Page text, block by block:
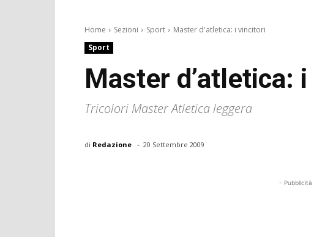
Home Sezioni Sport
Master d'atletica: i vincitori
Sport
Master d’atletica:
Tricolori Master Atletica leggera
di Redazione - 20 Settembre 2009
- Pubblicità